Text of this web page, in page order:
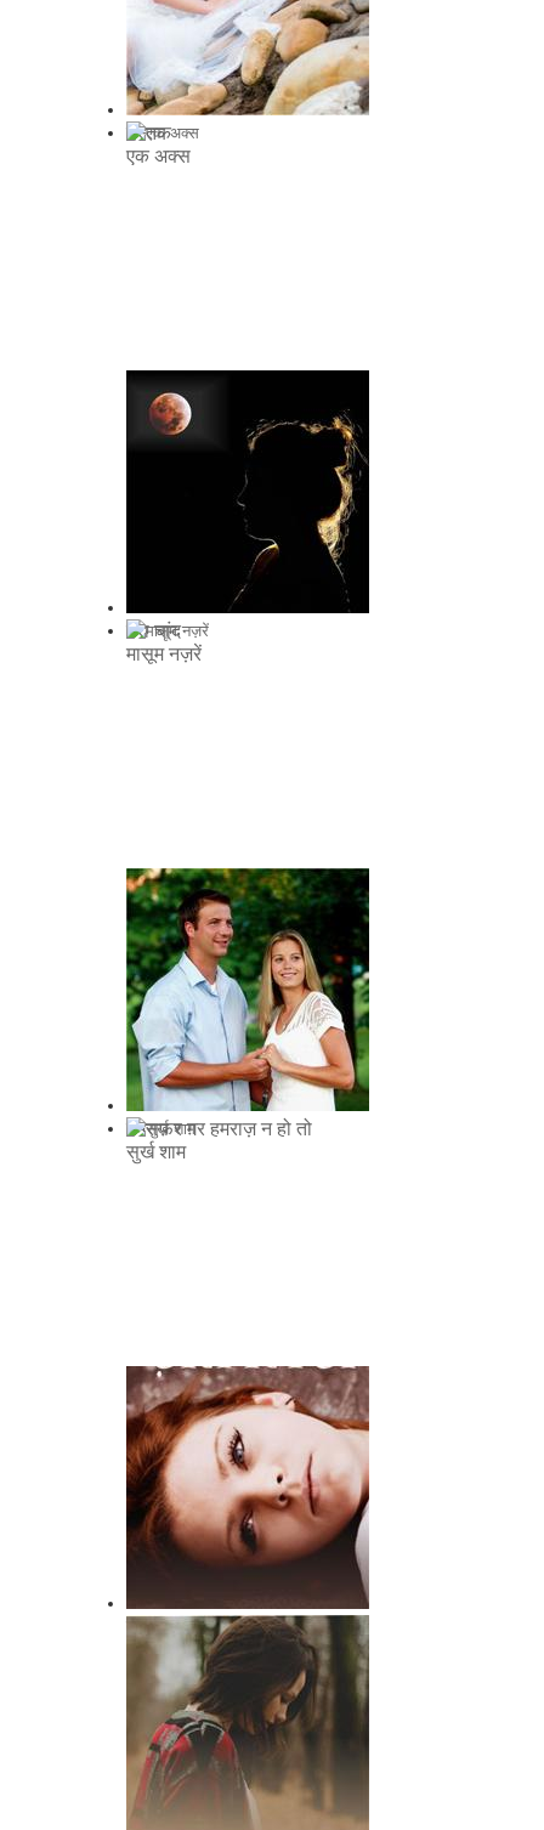
दस्तक
एक अक्स
मेरा चांद
मासूम नज़रें
हमसफ़र ग़र हमराज़ न हो तो
सुर्ख शाम
ख़त लिखना